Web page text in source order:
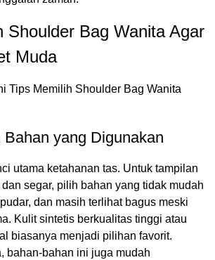
Shoulder Bag Wanita Agar
Muda
Tips Memilih Shoulder Bag Wanita
Bahan yang Digunakan
utama ketahanan tas. Untuk tampilan
segar, pilih bahan yang tidak mudah
dan masih terlihat bagus meski
Kulit sintetis berkualitas tinggi atau
biasanya menjadi pilihan favorit.
bahan-bahan ini juga mudah